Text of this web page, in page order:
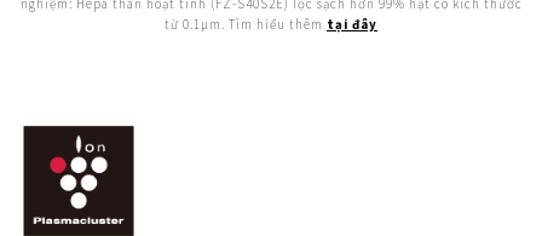
nghiệm: Hepa than hoạt tính (FZ-S40S2E) lọc sạch hơn 99% hạt có kích thước
từ 0.1µm. Tìm hiểu thêm tại đây